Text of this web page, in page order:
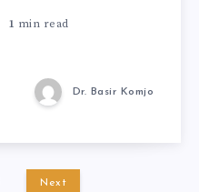
1 min read
Dr. Basir Komjo
Next